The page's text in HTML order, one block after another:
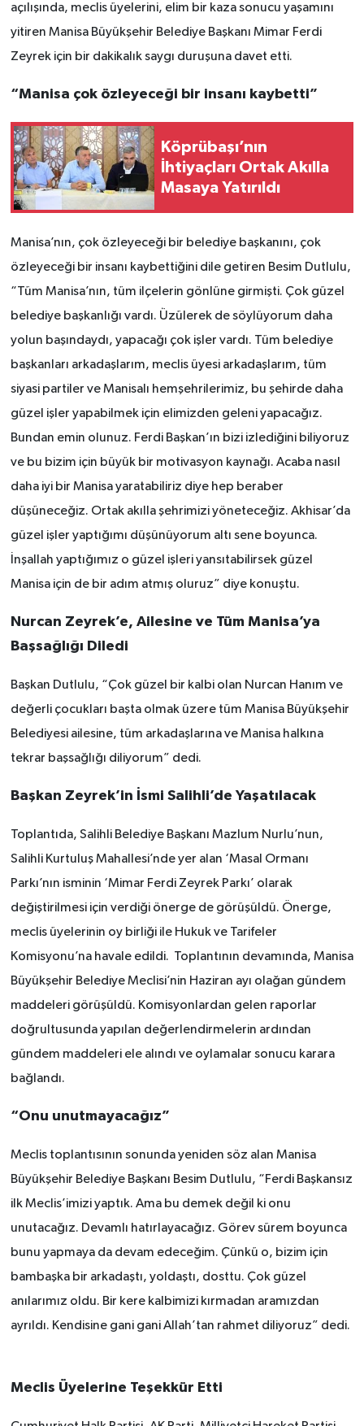
açılışında, meclis üyelerini, elim bir kaza sonucu yaşamını
yitiren Manisa Büyükşehir Belediye Başkanı Mimar Ferdi
Zeyrek için bir dakikalık saygı duruşuna davet etti.
“Manisa çok özleyeceği bir insanı kaybetti”
Köprübaşı’nın
İhtiyaçları Ortak Akılla
Masaya Yatırıldı
Manisa’nın, çok özleyeceği bir belediye başkanını, çok
özleyeceği bir insanı kaybettiğini dile getiren Besim Dutlulu,
“Tüm Manisa’nın, tüm ilçelerin gönlüne girmişti. Çok güzel
belediye başkanlığı vardı. Üzülerek de söylüyorum daha
yolun başındaydı, yapacağı çok işler vardı. Tüm belediye
başkanları arkadaşlarım, meclis üyesi arkadaşlarım, tüm
siyasi partiler ve Manisalı hemşehrilerimiz, bu şehirde daha
güzel işler yapabilmek için elimizden geleni yapacağız.
Bundan emin olunuz. Ferdi Başkan’ın bizi izlediğini biliyoruz
ve bu bizim için büyük bir motivasyon kaynağı. Acaba nasıl
daha iyi bir Manisa yaratabiliriz diye hep beraber
düşüneceğiz. Ortak akılla şehrimizi yöneteceğiz. Akhisar’da
güzel işler yaptığımı düşünüyorum altı sene boyunca.
İnşallah yaptığımız o güzel işleri yansıtabilirsek güzel
Manisa için de bir adım atmış oluruz” diye konuştu.
Nurcan Zeyrek’e, Ailesine ve Tüm Manisa’ya
Başsağlığı Diledi
Başkan Dutlulu, “Çok güzel bir kalbi olan Nurcan Hanım ve
değerli çocukları başta olmak üzere tüm Manisa Büyükşehir
Belediyesi ailesine, tüm arkadaşlarına ve Manisa halkına
tekrar başsağlığı diliyorum” dedi.
Başkan Zeyrek’in İsmi Salihli’de Yaşatılacak
Toplantıda, Salihli Belediye Başkanı Mazlum Nurlu’nun,
Salihli Kurtuluş Mahallesi’nde yer alan ‘Masal Ormanı
Parkı’nın isminin ‘Mimar Ferdi Zeyrek Parkı’ olarak
değiştirilmesi için verdiği önerge de görüşüldü. Önerge,
meclis üyelerinin oy birliği ile Hukuk ve Tarifeler
Komisyonu’na havale edildi. Toplantının devamında, Manisa
Büyükşehir Belediye Meclisi’nin Haziran ayı olağan gündem
maddeleri görüşüldü. Komisyonlardan gelen raporlar
doğrultusunda yapılan değerlendirmelerin ardından
gündem maddeleri ele alındı ve oylamalar sonucu karara
bağlandı.
“Onu unutmayacağız”
Meclis toplantısının sonunda yeniden söz alan Manisa
Büyükşehir Belediye Başkanı Besim Dutlulu, “Ferdi Başkansız
ilk Meclis’imizi yaptık. Ama bu demek değil ki onu
unutacağız. Devamlı hatırlayacağız. Görev sürem boyunca
bunu yapmaya da devam edeceğim. Çünkü o, bizim için
bambaşka bir arkadaştı, yoldaştı, dosttu. Çok güzel
anılarımız oldu. Bir kere kalbimizi kırmadan aramızdan
ayrıldı. Kendisine gani gani Allah’tan rahmet diliyoruz” dedi.
Meclis Üyelerine Teşekkür Etti